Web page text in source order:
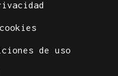
de uso